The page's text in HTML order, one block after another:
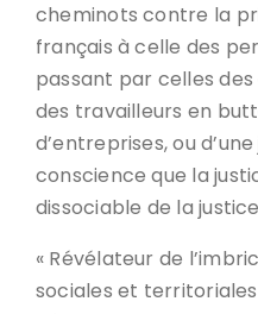
cheminots contre la
français à celle des
passant par celles
des travailleurs en
d’entreprises, ou
conscience que la
dissociable de la
« Révélateur de
sociales et